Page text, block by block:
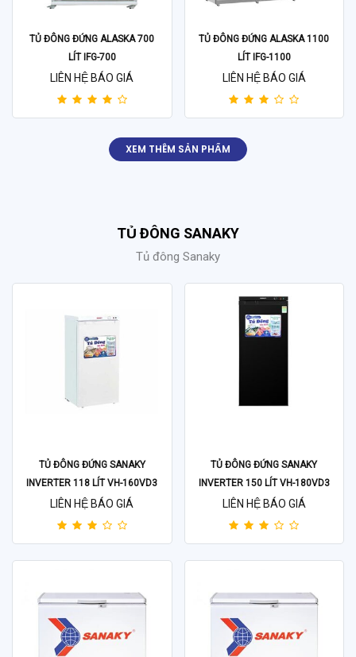
TỦ ĐÔNG ĐỨNG ALASKA 700
LÍT IFG-700
LIÊN HỆ BÁO GIÁ
TỦ ĐÔNG ĐỨNG ALASKA 1100
LÍT IFG-1100
LIÊN HỆ BÁO GIÁ
XEM THÊM SẢN PHẨM
TỦ ĐÔNG SANAKY
Tủ đông Sanaky
TỦ ĐÔNG ĐỨNG SANAKY
INVERTER 118 LÍT VH-160VD3
LIÊN HỆ BÁO GIÁ
TỦ ĐÔNG ĐỨNG SANAKY
INVERTER 150 LÍT VH-180VD3
LIÊN HỆ BÁO GIÁ